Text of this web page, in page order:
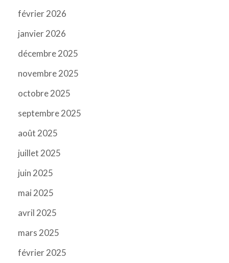
février 2026
janvier 2026
décembre 2025
novembre 2025
octobre 2025
septembre 2025
août 2025
juillet 2025
juin 2025
mai 2025
avril 2025
mars 2025
février 2025